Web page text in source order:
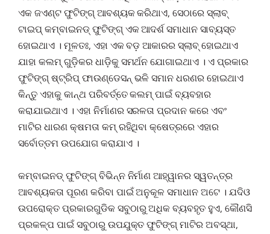
ଏକ ଜଏଣ୍ଟ ଫୁଟିଙ୍ଗ୍ ଆବଶ୍ୟକ କରିଥାଏ, ସେଠାରେ ସ୍ଲାବ୍
ଟାଇପ୍ କମ୍ବାଇନଡ୍ ଫୁଟିଙ୍ଗ୍ ଏକ ଆଦର୍ଶ ସମାଧାନ ସାବ୍ୟସ୍ତ
ହୋଇଥାଏ । ମୂଳତଃ, ଏହା ଏକ ବଡ଼ ଆକାରର ସ୍ଲାବ୍ ହୋଇଥାଏ
ଯାହା କଲମ୍ ଗୁଡ଼ିକର ଧାଡ଼ିକୁ ସମର୍ଥନ ଯୋଗାଇଥାଏ । ଏ ପ୍ରକାର
ଫୁଟିଙ୍ଗ୍ ଷ୍ଟ୍ରିପ୍ ଫାଉଣ୍ଡେସନ୍ ଭଳି ସମାନ ଧରଣର ହୋଇଥାଏ
କିନ୍ତୁ ଏହାକୁ କାନ୍ଥ ପରିବର୍ତ୍ତେ କଲମ୍ ପାଇଁ ବ୍ୟବହାର
କରାଯାଇଥାଏ । ଏହା ନିର୍ମାଣର ସରଳତା ପ୍ରଦାନ କରେ ଏବଂ
ମାଟିର ଧାରଣ କ୍ଷମତା କମ୍ ରହିଥିବା କ୍ଷେତ୍ରରେ ଏହାର
ସର୍ବୋତ୍ତମ ଉପଯୋଗ କରାଯାଏ ।
କମ୍ବାଇନଡ୍ ଫୁଟିଙ୍ଗ୍ ବିଭିନ୍ନ ନିର୍ମାଣ ଆହ୍ୱାନର ସ୍ୱତନ୍ତ୍ର
ଆବଶ୍ୟକତା ପୂରଣ କରିବା ପାଇଁ ଅନୁକୂଳ ସମାଧାନ ଅଟେ । ଯଦିଓ
ଉପରୋକ୍ତ ପ୍ରକାରଗୁଡିକ ସବୁଠାରୁ ଅଧିକ ବ୍ୟବହୃତ ହୁଏ, କୌଣସି
ପ୍ରକଳ୍ପ ପାଇଁ ସବୁଠାରୁ ଉପଯୁକ୍ତ ଫୁଟିଙ୍ଗ୍ ମାଟିର ଅବସ୍ଥା,